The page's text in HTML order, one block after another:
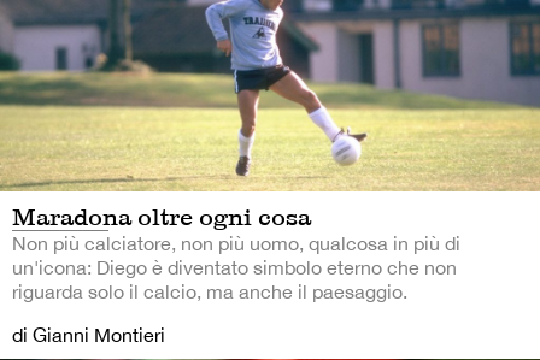
Maradona oltre ogni cosa
Non più calciatore, non più uomo, qualcosa in più di
un'icona: Diego è diventato simbolo eterno che non
riguarda solo il calcio, ma anche il paesaggio.
di Gianni Montieri